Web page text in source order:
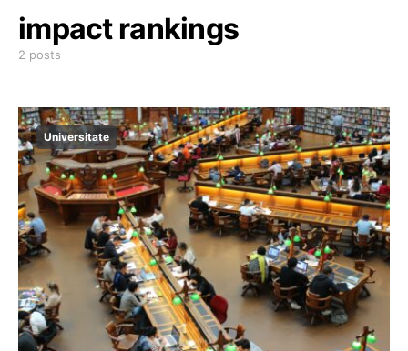
impact rankings
2 posts
Universitate